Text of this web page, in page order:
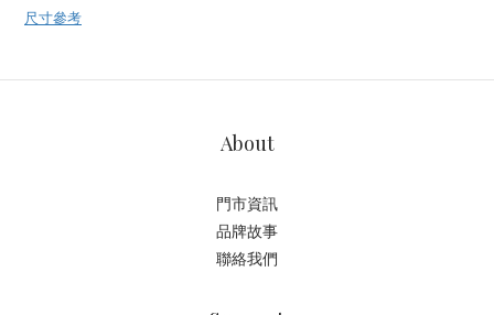
尺寸參考
About
門市資訊
品牌故事
聯絡我們